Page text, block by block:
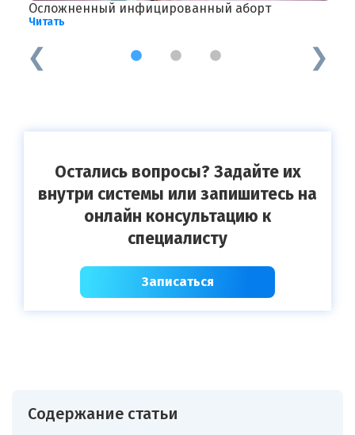
Осложненный инфицированный аборт
Читать
1 2 3
Остались вопросы? Задайте их
внутри системы или запишитесь на
онлайн консультацию к
специалисту
Записаться
Содержание статьи